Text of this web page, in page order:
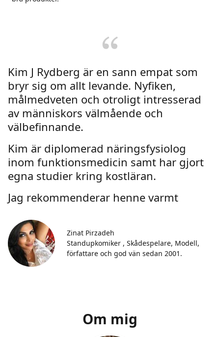
Kim J Rydberg är en sann empat som
bryr sig om allt levande. Nyfiken,
målmedveten och otroligt intresserad
av människors välmående och
välbefinnande.
Kim är diplomerad näringsfysiolog
inom funktionsmedicin samt har gjort
egna studier kring kostläran.
Jag rekommenderar henne varmt
Zinat Pirzadeh
Standupkomiker , Skådespelare, Modell,
författare och god vän sedan 2001.
Om mig